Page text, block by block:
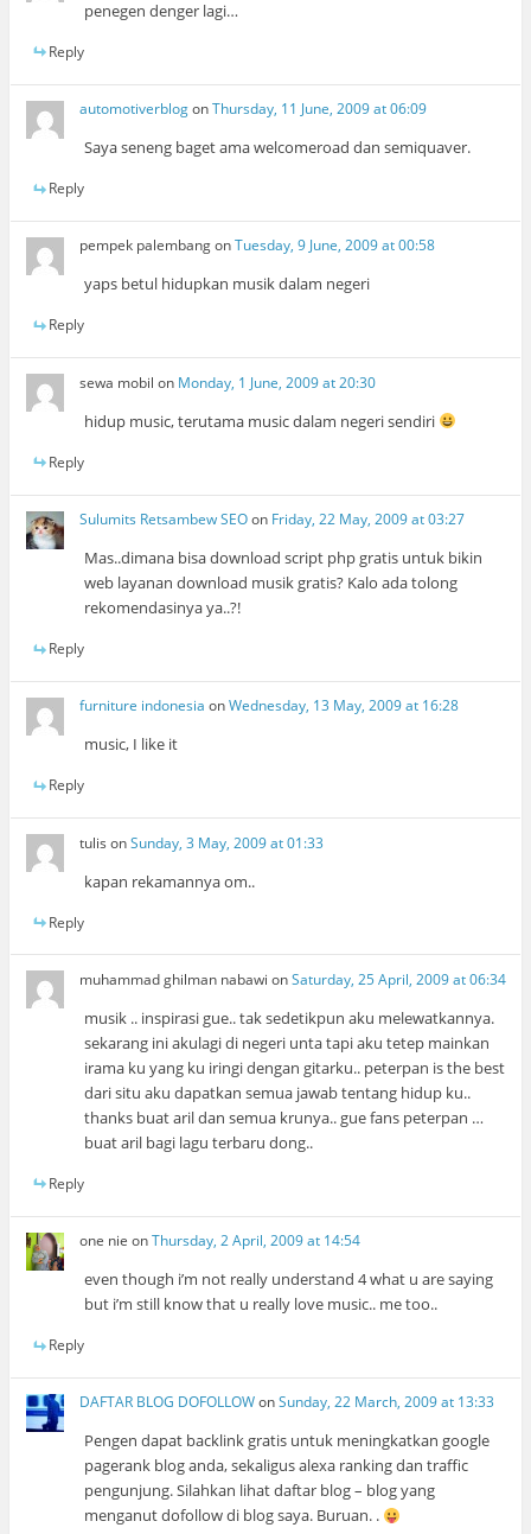
penegen denger lagi…
Reply
automotiverblogonThursday, 11 June, 2009 at 06:09
Saya seneng baget ama welcomeroad dan semiquaver.
Reply
pempek palembangonTuesday, 9 June, 2009 at 00:58
yaps betul hidupkan musik dalam negeri
Reply
sewa mobil on Monday, 1 June, 2009 at 20:30
hidup music, terutama music dalam negeri sendiri
Reply
Sulumits Retsambew SEOon Friday, 22 May, 2009 at 03:27
Mas..dimana bisa download script php gratis untuk bikin
web layanan download musik gratis? Kalo ada tolong
rekomendasinya ya..?!
Reply
furniture indonesia onWednesday, 13 May, 2009 at 16:28
music, I like it
Reply
tulis onSunday, 3 May, 2009 at 01:33
kapan rekamannya om..
Reply
muhammad ghilman nabawi onSaturday, 25 April, 2009 at 06:34
musik .. inspirasi gue.. tak sedetikpun aku melewatkannya.
sekarang ini akulagi di negeri unta tapi aku tetep mainkan
irama ku yang ku iringi dengan gitarku.. peterpan is the best
dari situ aku dapatkan semua jawab tentang hidup ku..
thanks buat aril dan semua krunya.. gue fans peterpan …
buat aril bagi lagu terbaru dong..
Reply
one nie onThursday, 2 April, 2009 at 14:54
even though i’m not really understand 4 what u are saying
but i’m still know that u really love music.. me too..
Reply
DAFTAR BLOG DOFOLLOWonSunday, 22 March, 2009 at 13:33
Pengen dapat backlink gratis untuk meningkatkan google
pagerank blog anda, sekaligus alexa ranking dan traffic
pengunjung. Silahkan lihat daftar blog – blog yang
menganut dofollow di blog saya. Buruan. .